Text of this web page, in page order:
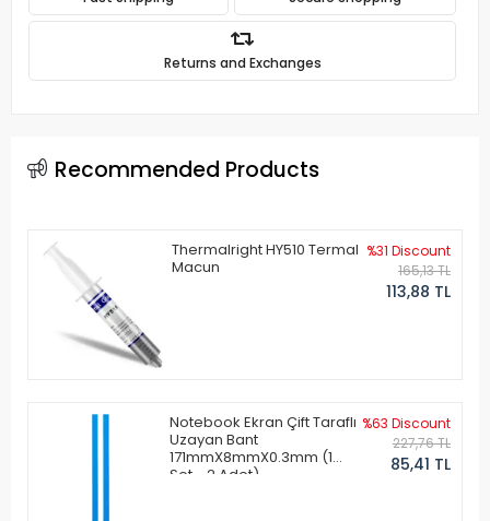
Returns and Exchanges
Recommended Products
Thermalright HY510 Termal
Macun
%31 Discount
165,13 TL
113,88 TL
Notebook Ekran Çift Taraflı
Uzayan Bant
171mmX8mmX0.3mm (1
Set - 2 Adet)
%63 Discount
227,76 TL
85,41 TL